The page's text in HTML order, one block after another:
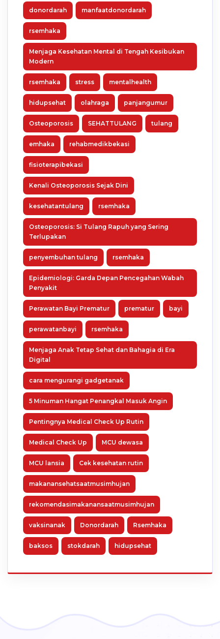
donordarah manfaatdonordarah
rsemhaka
Menjaga Kesehatan Mental di Tengah Kesibukan
Modern
rsemhaka stress mentalhealth
hidupsehat olahraga panjangumur
Osteoporosis SEHATTULANG tulang
emhaka rehabmedikbekasi
fisioterapibekasi
Kenali Osteoporosis Sejak Dini
kesehatantulang rsemhaka
Osteoporosis: Si Tulang Rapuh yang Sering
Terlupakan
penyembuhan tulang rsemhaka
Epidemiologi: Garda Depan Pencegahan Wabah
Penyakit
Perawatan Bayi Prematur prematur bayi
perawatanbayi rsemhaka
Menjaga Anak Tetap Sehat dan Bahagia di Era
Digital
cara mengurangi gadgetanak
5 Minuman Hangat Penangkal Masuk Angin
Pentingnya Medical Check Up Rutin
Medical Check Up MCU dewasa
MCU lansia Cek kesehatan rutin
makanansehatsaatmusimhujan
rekomendasimakanansaatmusimhujan
vaksinanak Donordarah Rsemhaka
baksos stokdarah hidupsehat